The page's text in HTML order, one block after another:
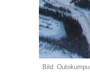
Bild: Outokumpu